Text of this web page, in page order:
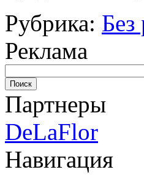
Рубрика: Без
Реклама
Партнеры
DeLaFlor
Навигация